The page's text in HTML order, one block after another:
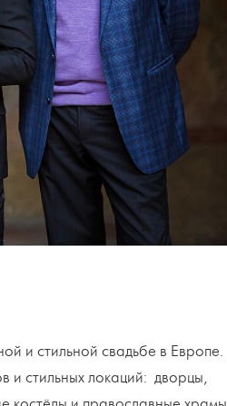
и стильной свадьбе в Европе.
и стильных локаций: дворцы,